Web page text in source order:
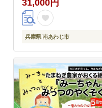
31,000円
兵庫県 南あわじ市